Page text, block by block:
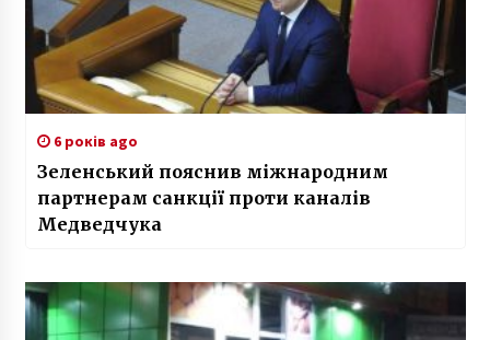
6 років ago
Зеленський пояснив міжнародним
партнерам санкції проти каналів
Медведчука